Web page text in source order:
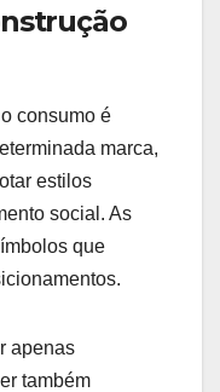
consumo é
marca,
estilos
social. As
que
apenas
também